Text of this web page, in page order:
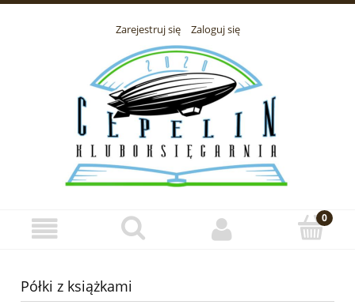
Zarejestruj się Zaloguj się
Półki z książkami